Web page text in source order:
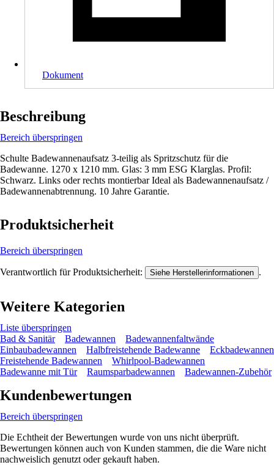
Dokument
Beschreibung
Bereich überspringen
Schulte Badewannenaufsatz 3-teilig als Spritzschutz für die
Badewanne. 1270 x 1210 mm. Glas: 3 mm ESG Klarglas. Profil:
Schwarz. Links oder rechts montierbar Ideal als Badewannenaufsatz /
Badewannenabtrennung. 10 Jahre Garantie.
Produktsicherheit
Bereich überspringen
Verantwortlich für Produktsicherheit: Siehe Herstellerinformationen .
Weitere Kategorien
Liste überspringen
Bad & Sanitär
Badewannen
Badewannenfaltwände
Einbaubadewannen
Halbfreistehende Badewanne
Eckbadewannen
Freistehende Badewannen
Whirlpool-Badewannen
Badewanne mit Tür
Raumsparbadewannen Badewannen-Zubehör
Kundenbewertungen
Bereich überspringen
Die Echtheit der Bewertungen wurde von uns nicht überprüft.
Bewertungen können auch von Kunden stammen, die die Ware nicht
nachweislich genutzt oder gekauft haben.